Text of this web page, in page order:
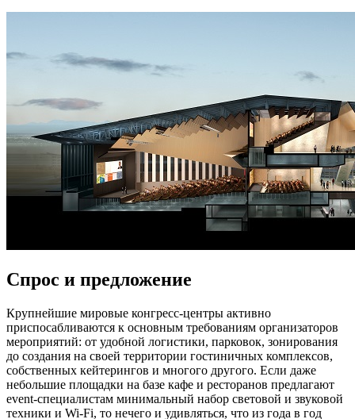
Спрос и предложение
Крупнейшие мировые конгресс-центры активно
приспосабливаются к основным требованиям организаторов
мероприятий: от удобной логистики, парковок, зонирования
до создания на своей территории гостиничных комплексов,
собственных кейтерингов и многого другого. Если даже
небольшие площадки на базе кафе и ресторанов предлагают
event-специалистам минимальный набор световой и звуковой
техники и Wi-Fi, то нечего и удивляться, что из года в год